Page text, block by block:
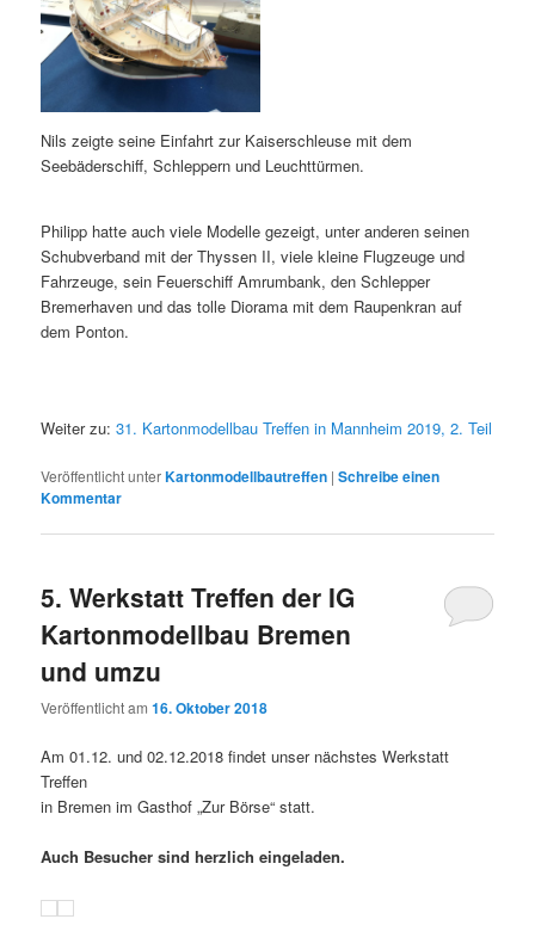
Nils zeigte seine Einfahrt zur Kaiserschleuse mit dem
Seebäderschiff, Schleppern und Leuchttürmen.
Philipp hatte auch viele Modelle gezeigt, unter anderen seinen
Schubverband mit der Thyssen II, viele kleine Flugzeuge und
Fahrzeuge, sein Feuerschiff Amrumbank, den Schlepper
Bremerhaven und das tolle Diorama mit dem Raupenkran auf
dem Ponton.
Weiter zu:31. Kartonmodellbau Treffen in Mannheim 2019, 2. Teil
Veröffentlicht unterKartonmodellbautreffen |Schreibe einen
Kommentar
5. Werkstatt Treffen der IG
Kartonmodellbau Bremen
und umzu
Veröffentlicht am16. Oktober 2018
Am 01.12. und 02.12.2018 findet unser nächstes Werkstatt
Treffen
in Bremen im Gasthof „Zur Börse“ statt.
Auch Besucher sind herzlich eingeladen.